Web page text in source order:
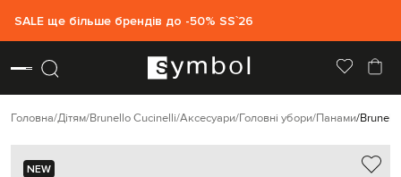
SALE ще більше брендів до -50% SS`26
Головна Дітям Brunello Cucinelli Аксесуари Головні убори Панами
NEW